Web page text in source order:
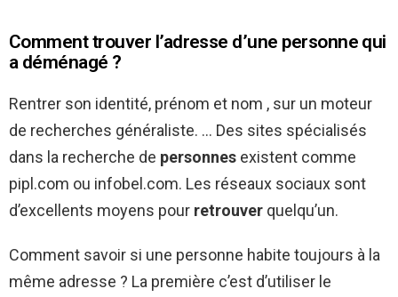
Comment trouver l’adresse d’une personne qui
a déménagé ?
Rentrer son identité, prénom et nom , sur un moteur
de recherches généraliste. … Des sites spécialisés
dans la recherche de personnes existent comme
pipl.com ou infobel.com. Les réseaux sociaux sont
d’excellents moyens pour retrouver quelqu’un.
Comment savoir si une personne habite toujours à la
même adresse ? La première c’est d’utiliser le